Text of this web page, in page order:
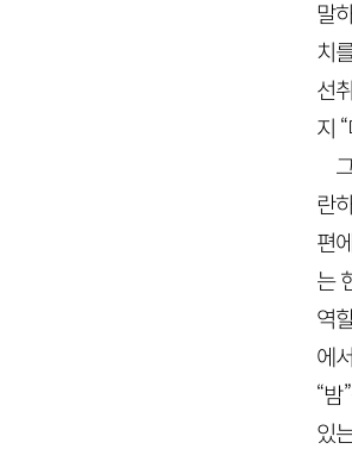
말
치
선
지
란
편
는
역
에
“밤
있